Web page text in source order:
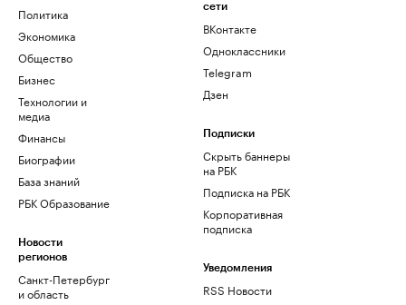
Политика
Экономика
Общество
Бизнес
Технологии и
медиа
Финансы
Биографии
База знаний
РБК Образование
Новости
регионов
Санкт-Петербург
и область
сети
ВКонтакте
Одноклассники
Telegram
Дзен
Подписки
Скрыть баннеры
на РБК
Подписка на РБК
Корпоративная
подписка
Уведомления
RSS Новости